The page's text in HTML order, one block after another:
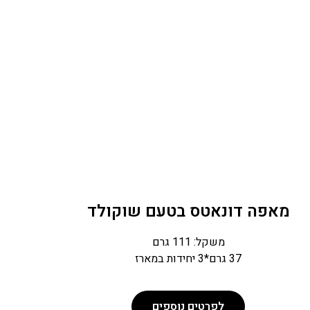
מאפה דונאטס בטעם שוקולד
משקל: 111 גרם
37 גרם*3 יחידות במארז